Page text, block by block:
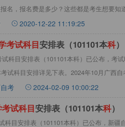
名，报名费是多少？这些都是考生想要知
2020-12-22 11:19:25
考试科目安排表（101101本科）
科目安排表（101101本科）已公布，考
试科目安排详见下表。2024年10月广西自
考 2024-02-09 10:00:22
考试科目安排表（101101本科）
科目安排表（101101本科）已公布，新疆